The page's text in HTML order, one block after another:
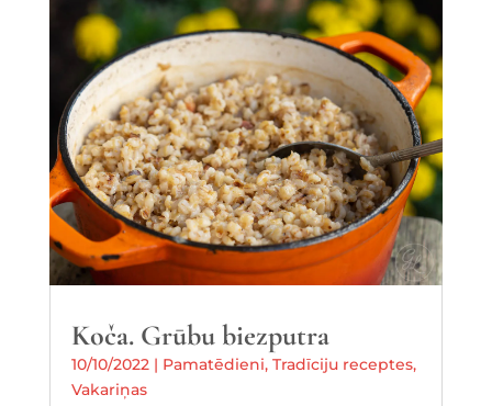
Koča. Grūbu biezputra
10/10/2022| Pamatēdieni, Tradīciju receptes,
Vakariņas